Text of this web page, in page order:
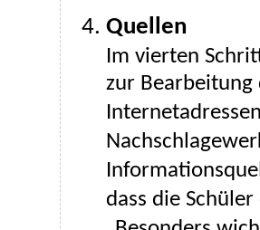
Quellen
Im vierten
zur Bearbeitung
dass die